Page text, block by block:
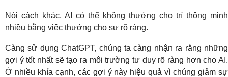
Nói cách khác, AI có thể không thưởng cho trí thông minh
nhiều bằng việc thưởng cho sự rõ ràng.
Càng sử dụng ChatGPT, chúng ta càng nhận ra rằng những
gợi ý tốt nhất sẽ tạo ra môi trường tư duy rõ ràng hơn cho AI.
Ở nhiều khía cạnh, các gợi ý này hiệu quả vì chúng giảm sự